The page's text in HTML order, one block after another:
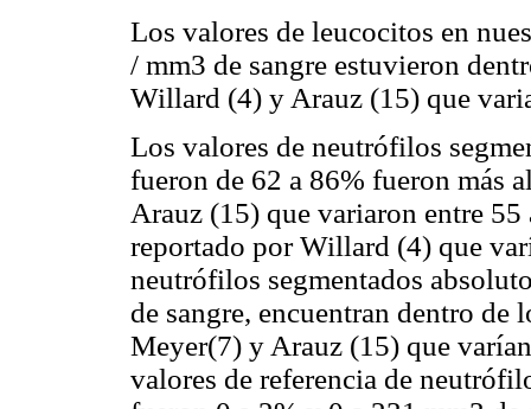
Los valores de leucocitos en
/ mm3 de sangre estuvieron
Willard (4) y Arauz (15) que
Los valores de neutrófilos
fueron de 62 a 86% fueron más
Arauz (15) que variaron entre
reportado por Willard (4) que
neutrófilos segmentados
de sangre, encuentran dentro
Meyer(7) y Arauz (15) que
valores de referencia de